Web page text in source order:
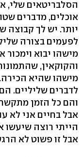
הסלבריטאים שלי,
אוכלים, מדברים
יותר. יש לך קבוצה
לפעמים בצורה
מישהו יבוא וימכור
והקוקאין,
מישהו שהיא
לדברים שליליים.
והם כל הזמן
אבל בחיים אני לא
הייתי רוצה שיעשו
אבל זו פשוט לא